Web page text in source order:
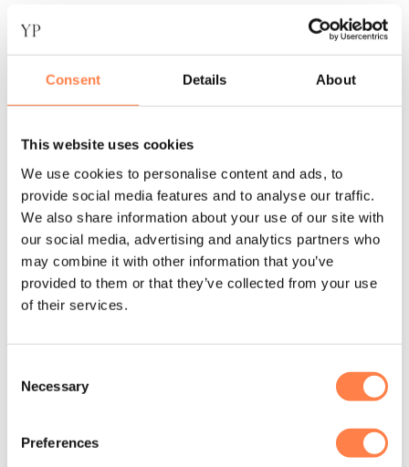
Consent Details About
This website uses cookies
We use cookies to personalise content and ads, to
provide social media features and to analyse our traffic.
We also share information about your use of our site with
our social media, advertising and analytics partners who
may combine it with other information that you’ve
provided to them or that they’ve collected from your use
of their services.
Selection
Necessary
Preferences
plaats en kunnen gemakkelijk worden verwijderd om
te worden opgeborgen;
Uitbreidbaar – voeg eenSPX® Max Verticaal Frame
OptioneleMat Converter
Mat oefeningen te doen op een comfortabel,
verhoogd oppervlak;
De nieuwe Comfort Footbar is gemakkelijker te
gebruiken voor gevoelige voeten en handen;
Gemakkelijk te verplaatsen dankzij de wielen;
Tevens is er een rollende voet beschikbaar voor extra
Garantie:
rails, onderdelen van het frame en bijbehorend